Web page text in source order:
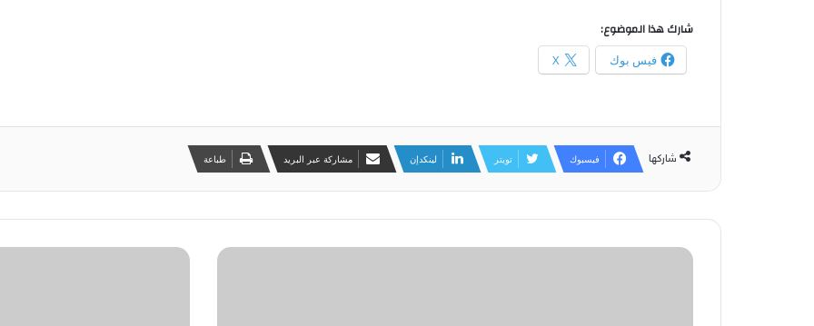
شارك هذا الموضوع:
فيس بوك X
شاركها فيسبوك تويتر لينكدإن مشاركة عبر البريد طباعة